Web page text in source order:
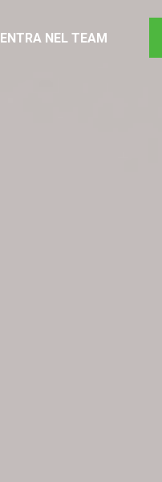
ENTRA NEL TEAM